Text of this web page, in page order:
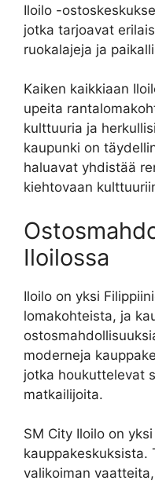
Iloilo -
jotka tarjoavat
ruokalajeja ja
Kaiken kaikkiaan
upeita
kulttuuria ja
kaupunki on
haluavat yhdistää
kiehtovaan
Iloilossa
Iloilo on yksi
lomakohteista, ja
moderneja
jotka houkuttelevat
matkailijoita.
SM City Iloilo on
kauppakeskuksista.
valikoiman